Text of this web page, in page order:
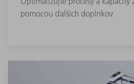
pomocou ďalších doplnkov.